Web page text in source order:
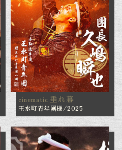
cinematic 垂れ幕
王水町青年團様/2025